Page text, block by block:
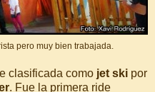
pero muy bien trabajada.
clasificada como jet ski por
. Fue la primera ride